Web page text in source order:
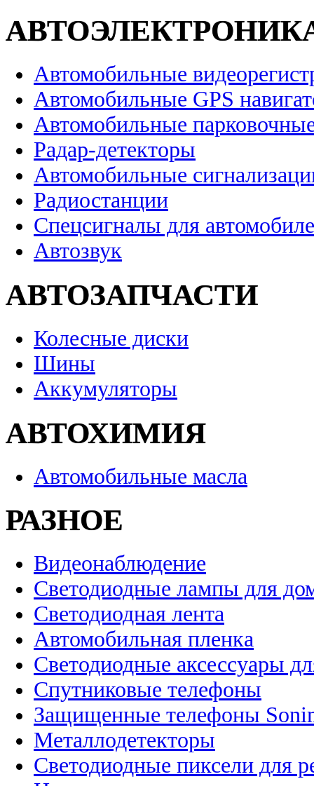
Автомобильные
Автомобильные GPS
Автомобильные
Радар-детекторы
Автомобильные
Радиостанции
Спецсигналы для
Автозвук
АВТОЗАПЧАСТИ
Колесные диски
Шины
Аккумуляторы
АВТОХИМИЯ
Автомобильные масла
РАЗНОЕ
Видеонаблюдение
Светодиодные лампы для
Светодиодная лента
Автомобильная пленка
Светодиодные аксессуары
Спутниковые телефоны
Защищенные телефоны
Металлодетекторы
Светодиодные пиксели для